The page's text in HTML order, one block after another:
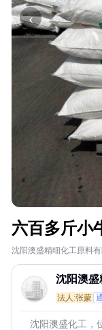
‹
六百多斤小
沈阳澳盛精细化工原料有
沈阳澳盛
法人:张蒙
沈阳澳盛化工，